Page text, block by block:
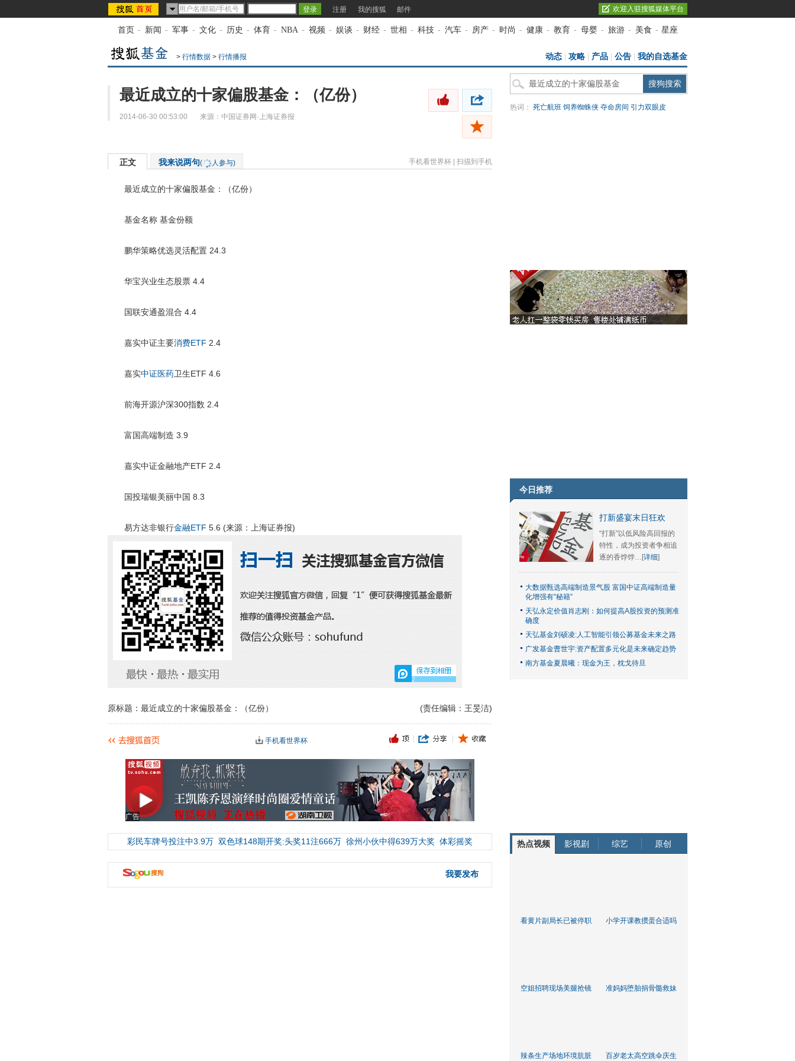
注册 我的搜狐 邮件 欢迎入驻搜狐媒体平台
首页 - 新闻 - 军事 - 文化 - 历史 - 体育 - NBA - 视频 - 娱谈 - 财经 - 世相 - 科技 - 汽车 - 房产 - 时尚 - 健康 - 教育 - 母婴 - 旅游 - 美食 - 星座
> 行情数据 > 行情播报 动态 攻略 产品 公告 我的自选基金
最近成立的十家偏股基金：（亿份）
2014-06-30 00:53:00 来源： 中国证券网·上海证券报
正文 我来说两句( 人参与) 手机看世界杯 扫描到手机
最近成立的十家偏股基金：（亿份）
基金名称 基金份额
鹏华策略优选灵活配置 24.3
华宝兴业生态股票 4.4
国联安通盈混合 4.4
嘉实中证主要消费ETF 2.4
嘉实中证医药卫生ETF 4.6
前海开源沪深300指数 2.4
富国高端制造 3.9
嘉实中证金融地产ETF 2.4
国投瑞银美丽中国 8.3
易方达非银行金融ETF 5.6 (来源：上海证券报)
2
(责任编辑：王旻洁)
原标题：最近成立的十家偏股基金：（亿份）
手机看世界杯
广告
彩民车牌号投注中3.9万 双色球148期开奖:头奖11注666万 徐州小伙中得639万大奖 体彩摇奖
我要发布
热词： 死亡航班 饲养蜘蛛侠 夺命房间 引力双眼皮
今日推荐
打新盛宴末日狂欢
“打新”以低风险高回报的
特性，成为投资者争相追
逐的香饽饽…[详细]
大数据甄选高端制造景气股 富国中证高端制造量
化增强有“秘籍”
天弘永定价值肖志刚：如何提高A股投资的预测准
确度
天弘基金刘硕凌:人工智能引领公募基金未来之路
广发基金曹世宇:资产配置多元化是未来确定趋势
南方基金夏晨曦：现金为王，枕戈待旦
热点视频 影视剧 综艺 原创
看黄片副局长已被停职 小学开课教掼蛋合适吗
空姐招聘现场美腿抢镜 准妈妈堕胎捐骨髓救妹
辣条生产场地环境肮脏 百岁老太高空跳伞庆生